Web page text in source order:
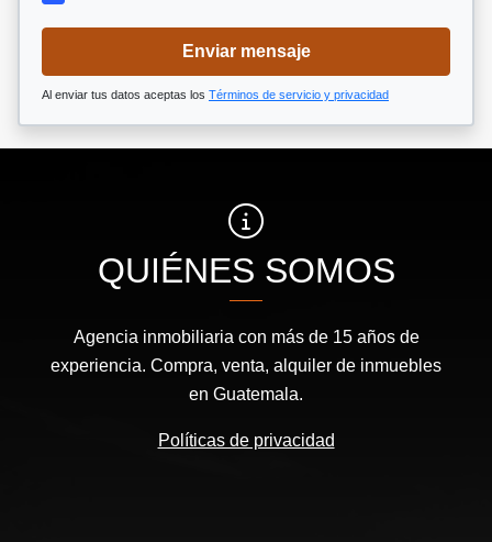
Enviar mensaje
Al enviar tus datos aceptas los Términos de servicio y privacidad
QUIÉNES SOMOS
Agencia inmobiliaria con más de 15 años de
experiencia. Compra, venta, alquiler de inmuebles
en Guatemala.
Políticas de privacidad